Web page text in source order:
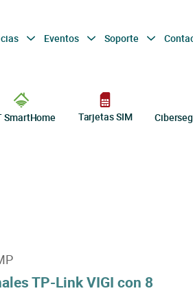
Eventos Soporte
SmartHome Tarjetas SIM
TP-Link VIGI con 8